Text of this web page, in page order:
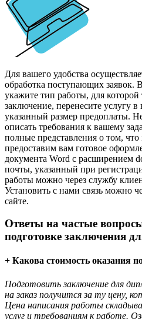
Для вашего удобства
обработка поступающих заявок.
укажите тип работы, для которой
заключение, перенесите услугу в
указанный размер предоплаты.
описать требования к вашему
полные представления о том,
предоставим вам готовое
документа Word с расширением
почты, указанный при
работы можно через службу
Установить с нами связь можно
сайте.
Ответы на частые
подготовке заключения
+ Какова стоимость оказания
Подготовить заключение для
на заказ получится за ту цену,
Цена написания работы
услуг и требованиям к работе.